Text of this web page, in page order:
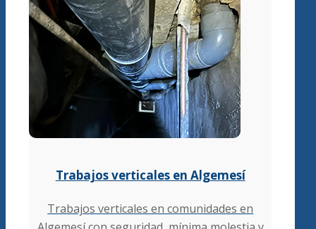
Trabajos verticales en Algemesí
Trabajos verticales en comunidades en